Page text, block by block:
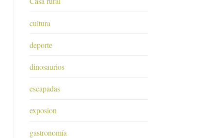
cultura
deporte
dinosaurios
escapadas
exposion
gastronomía